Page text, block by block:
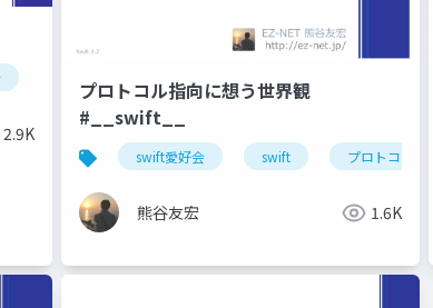
2.9K
プロトコル指向に想う世界観
#__swift__
swift愛好会 swift プロトコル指向
熊谷友宏 1.6K